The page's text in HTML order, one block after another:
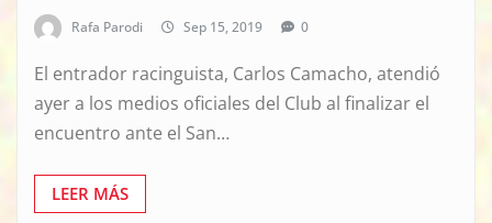
Rafa Parodi Sep 15, 2019 0
El entrador racinguista, Carlos Camacho, atendió
ayer a los medios oficiales del Club al finalizar el
encuentro ante el San…
LEER MÁS